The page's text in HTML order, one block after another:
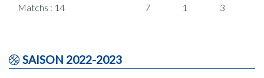
Matchs : 14 7 1 3
SAISON 2022-2023